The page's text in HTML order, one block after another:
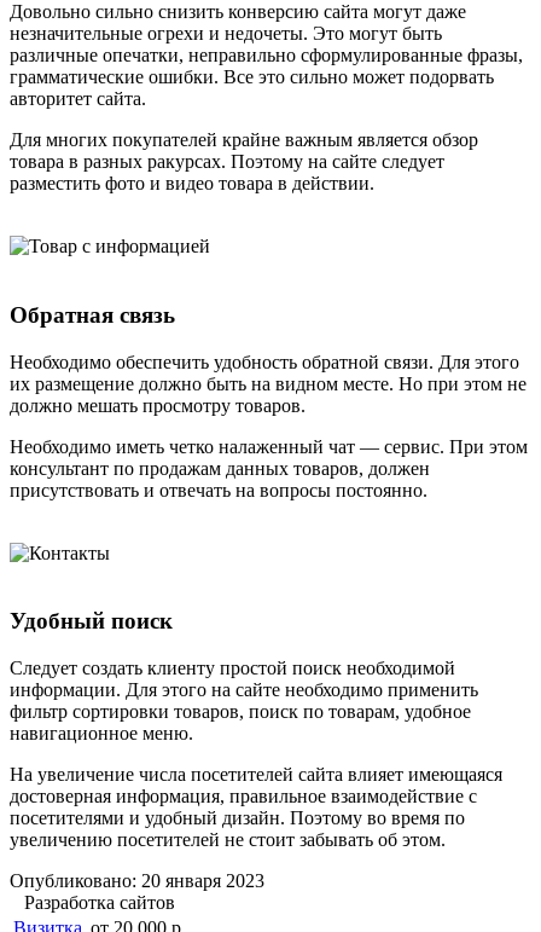
Довольно сильно снизить конверсию сайта могут даже
незначительные огрехи и недочеты. Это могут быть
различные опечатки, неправильно сформулированные фразы,
грамматические ошибки. Все это сильно может подорвать
авторитет сайта.
Для многих покупателей крайне важным является обзор
товара в разных ракурсах. Поэтому на сайте следует
разместить фото и видео товара в действии.
Обратная связь
Необходимо обеспечить удобность обратной связи. Для этого
их размещение должно быть на видном месте. Но при этом не
должно мешать просмотру товаров.
Необходимо иметь четко налаженный чат — сервис. При этом
консультант по продажам данных товаров, должен
присутствовать и отвечать на вопросы постоянно.
Удобный поиск
Следует создать клиенту простой поиск необходимой
информации. Для этого на сайте необходимо применить
фильтр сортировки товаров, поиск по товарам, удобное
навигационное меню.
На увеличение числа посетителей сайта влияет имеющаяся
достоверная информация, правильное взаимодействие с
посетителями и удобный дизайн. Поэтому во время по
увеличению посетителей не стоит забывать об этом.
Опубликовано: 20 января 2023
Разработка сайтов
Визитка от 20 000 р.